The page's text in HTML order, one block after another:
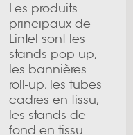
Les produits
principaux de
Lintel sont les
stands pop-up,
les bannières
roll-up, les tubes
cadres en tissu,
les stands de
fond en tissu.